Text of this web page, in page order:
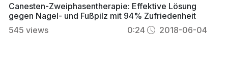
Canesten-Zweiphasentherapie: Effektive Lösung
gegen Nagel- und Fußpilz mit 94% Zufriedenheit
545 views 0:24 2018-06-04